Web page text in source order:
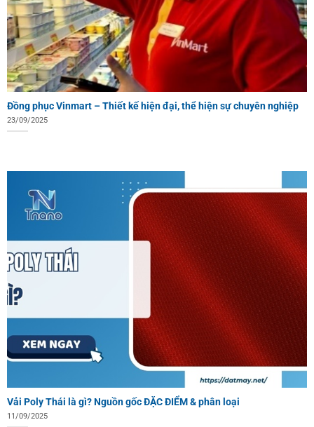
Đồng phục Vinmart – Thiết kế hiện đại, thể hiện sự chuyên nghiệp
23/09/2025
Vải Poly Thái là gì? Nguồn gốc ĐẶC ĐIỂM & phân loại
11/09/2025